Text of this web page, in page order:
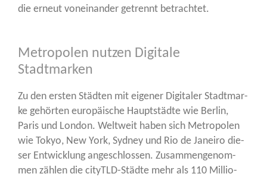
die erneut von­ein­an­der getrennt betrachtet.
Metropolen nutzen Digitale
Stadtmarken
Zu den ers­ten Städ­ten mit eige­ner Digi­ta­ler Stadt­mar­
ke gehör­ten euro­päi­sche Haupt­städ­te wie Ber­lin,
Paris und Lon­don. Welt­weit haben sich Metro­po­len
wie Tokyo, New York, Syd­ney und Rio de Janei­ro die­
ser Ent­wick­lung ange­schlos­sen. Zusam­men­ge­nom­
men zäh­len die cityTLD-Städ­te mehr als 110 Mil­lio­